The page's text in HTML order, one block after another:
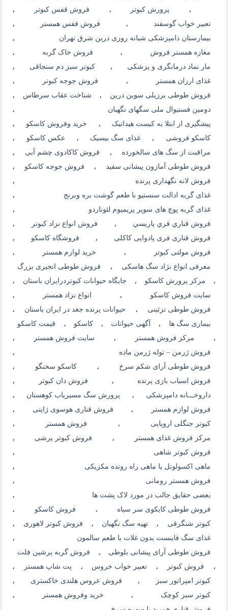
،
پرورش کبوتر ، فروش قفس کبوتر ،
تعبیر خواب گوسفند ، فروش قفس همستر ،
بیمارستان دامپزشکی شبانه روزی درین شرق تهران ،
مغازه همستر فروش ، فروش خاک گربه ،
مار نماد درمانگری و پزشکی ، کبوتر سبز دم سنجاقی ،
غذای ارزان همستر ، فروش جوجه کبوتر ،
فروش طوطی برزیلی سوین درین ، شناخت عقاب سرطاس ،
دومین فستیوال ملی سگهای نگهبان ،
پیشگیری از ابتلا به کیست هیداتیک ، خرید وفروش کاسکو ،
کاسکو فروشی ، غذای سگ بیسیک ، عکس کاسکو ،
مراقبت از سگ های سالخورده ، فروش کاکادوی چشم آبی ،
فروش طوطی آمازون پیشانی سفید ، فروش جوجه کاسکو ،
فروش لانه نگهداری پرنده ،
غذای گربه ادالت سنستیو با طعم گوشت بره وبرنج ،
غذای گربه پوچ های سوپر پریمیوم لئوناردو ،
فروش قناري فري پاريسي ، فروش انواع نزاد کبوتر ،
فروش قناری فری پادوایی کاکلی ، فروشگاه کاسکو ،
فروش مولتی کبوتر ، خرید لوازم همستر ،
معرفی انواع نژاد سگ هاسکی ، فروش طوطی انجیری بزرگ
، مرکز پرورش کاسکو ، جایگاه حیوانات کبوتردرایران باستان ،
سایت فروش کاسکو ، انواع نزاد همستر ،
فروش طوطی تزئینی ، حیوانات پرنده جغد در ایران باستان ،
بیماری سگ ها ، آگهی حیوانات ، کاسکو ، قیمت کاسکو
، مرکز فروش همستر ، سایت فروش همستر ،
فروش ژرمن – توله ژرمن ماده ،
فروش طوطی آرای شکم سرخ ، کاسکو سخنگو ،
فروش اسباب بازی پرنده ، فروش دان کبوتر ،
داروخـــانه دامپزشکی ، پرورش سگ مسیریاب کوهستان ،
فروش لوازم همستر ، فروش قناری هوسوی ژاپنی ،
کبوتر جنگلی اروپایی ، فروش همستر ،
مرکز فروش غذای همستر ، فروش کبوتر پرشی ،
فروش کبوتر شاهی ،
ماهی اکسولوتل یا ماهی راه رونده مکزیکی ،
فروش همستر رومانی ،
بعضی حقایق جالب در مورد لاک پشت ها ،
فروش طوطی کایکوی سر سیاه ، فروش کاسکو ،
کبوتر شنگرفی ، تهیه سگ نگهبان ، فروش کبوتر لاهوری ،
غذای سگ فاینست بدون غلات با طعم سالمون ،
فروش طوطی آرای پیشانی بلوطی ، فروش گربه پرشین فلت
، فروش کبوتر ، تعبیر خواب خروس ، پت شاپ همستر ،
کبوتر امپراتور سبز ، فروش عروس هلندی خاکستری ،
کبوتر سبز کوچک ، خرید وفروش همستر ،